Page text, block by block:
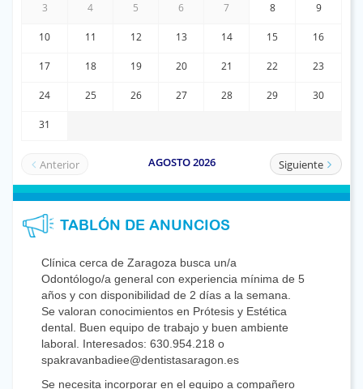
TABLÓN DE ANUNCIOS
Clínica cerca de Zaragoza busca un/a
Odontólogo/a general con experiencia mínima de 5
años y con disponibilidad de 2 días a la semana.
Se valoran conocimientos en Prótesis y Estética
dental. Buen equipo de trabajo y buen ambiente
laboral. Interesados: 630.954.218 o
spakravanbadiee@dentistasaragon.es
Se necesita incorporar en el equipo a compañero